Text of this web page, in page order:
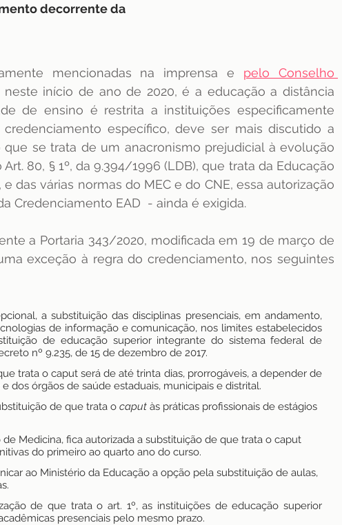
decorrente da
mencionadas na imprensa e pelo Conselho
neste início de ano de 2020, é a educação a distância
de ensino é restrita a instituições especificamente
específico, deve ser mais discutido a
se trata de um anacronismo prejudicial à evolução
80, § 1º, da 9.394/1996 (LDB), que trata da Educação
das várias normas do MEC e do CNE, essa autorização
Credenciamento EAD  - ainda é exigida.
a Portaria 343/2020, modificada em 19 de março de
exceção à regra do credenciamento, nos seguintes
a substituição das disciplinas presenciais, em andamento,
de informação e comunicação, nos limites estabelecidos
de educação superior integrante do sistema federal de
nº 9.235, de 15 de dezembro de 2017.
trata o caput será de até trinta dias, prorrogáveis, a depender de
dos órgãos de saúde estaduais, municipais e distrital.
de que trata o caput às práticas profissionais de estágios
Medicina, fica autorizada a substituição de que trata o caput
do primeiro ao quarto ano do curso.
ao Ministério da Educação a opção pela substituição de aulas,
de que trata o art. 1º, as instituições de educação superior
presenciais pelo mesmo prazo.